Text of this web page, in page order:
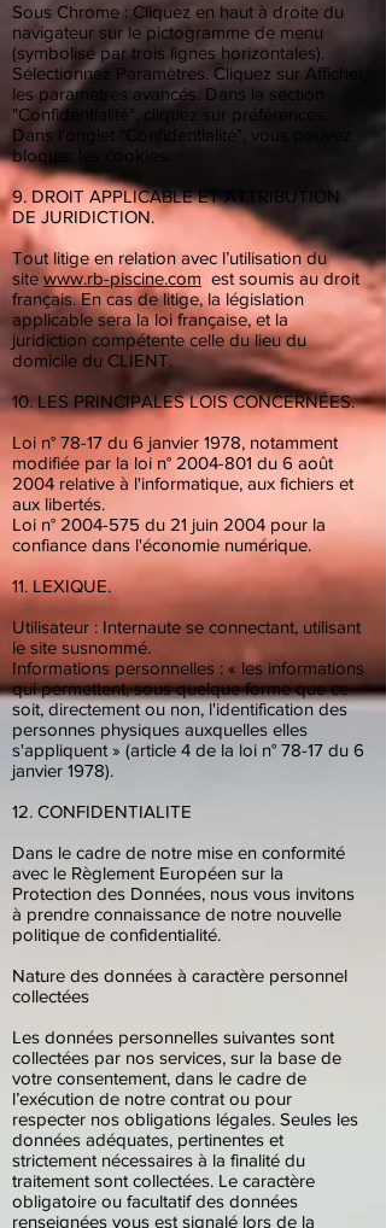
Sous Chrome : Cliquez en haut à droite du
navigateur sur le pictogramme de menu
(symbolisé par trois lignes horizontales).
Sélectionnez Paramètres. Cliquez sur Afficher
les paramètres avancés. Dans la section
"Confidentialité", cliquez sur préférences.
Dans l'onglet "Confidentialité", vous pouvez
bloquer les cookies.
9. DROIT APPLICABLE ET ATTRIBUTION
DE JURIDICTION.
Tout litige en relation avec l’utilisation du
site www.rb-piscine.com est soumis au droit
français. En cas de litige, la législation
applicable sera la loi française, et la
juridiction compétente celle du lieu du
domicile du CLIENT.
10. LES PRINCIPALES LOIS CONCERNÉES.
Loi n° 78-17 du 6 janvier 1978, notamment
modifiée par la loi n° 2004-801 du 6 août
2004 relative à l'informatique, aux fichiers et
aux libertés.
Loi n° 2004-575 du 21 juin 2004 pour la
confiance dans l'économie numérique.
11. LEXIQUE.
Utilisateur : Internaute se connectant, utilisant
le site susnommé.
Informations personnelles : « les informations
qui permettent, sous quelque forme que ce
soit, directement ou non, l'identification des
personnes physiques auxquelles elles
s'appliquent » (article 4 de la loi n° 78-17 du 6
janvier 1978).
12. CONFIDENTIALITE
Dans le cadre de notre mise en conformité
avec le Règlement Européen sur la
Protection des Données, nous vous invitons
à prendre connaissance de notre nouvelle
politique de confidentialité.
Nature des données à caractère personnel
collectées
Les données personnelles suivantes sont
collectées par nos services, sur la base de
votre consentement, dans le cadre de
l’exécution de notre contrat ou pour
respecter nos obligations légales. Seules les
données adéquates, pertinentes et
strictement nécessaires à la finalité du
traitement sont collectées. Le caractère
obligatoire ou facultatif des données
renseignées vous est signalé lors de la